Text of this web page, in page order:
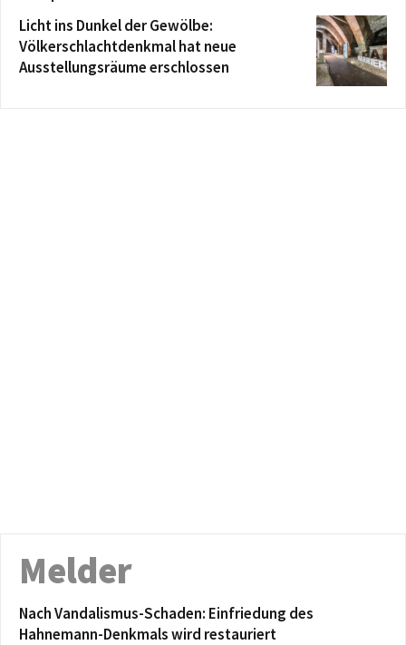
Licht ins Dunkel der Gewölbe:
Völkerschlachtdenkmal hat neue
Ausstellungsräume erschlossen
Melder
Nach Vandalismus-Schaden: Einfriedung des
Hahnemann-Denkmals wird restauriert